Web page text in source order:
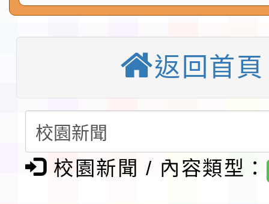
告(不再辦理後續甄選)
賽實施要點」1份
程安排一案
「桃園市補助參觀特色
展演活動實施計畫」
請一案
教育部校安中心白海豚
報
淨零綠領人才培育課程
檢送桃園市115學年度
返回首頁
校園新聞 / 內容類型：